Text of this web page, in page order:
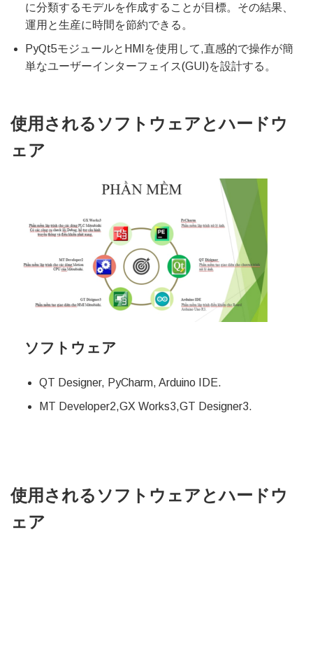
に分類するモデルを作成することが目標。その結果、
運用と生産に時間を節約できる。
PyQt5モジュールとHMIを使用して,直感的で操作が簡
単なユーザーインターフェイス(GUI)を設計する。
使用されるソフトウェアとハードウ
ェア
ソフトウェア
QT Designer, PyCharm, Arduino IDE.
MT Developer2,GX Works3,GT Designer3.
使用されるソフトウェアとハードウ
ェア